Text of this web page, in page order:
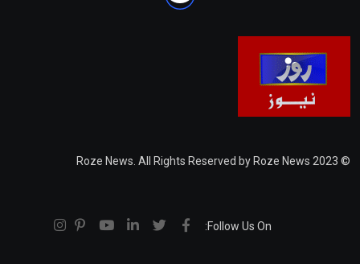
© 2023 Roze News. All Rights Reserved by Roze News
Follow Us On: